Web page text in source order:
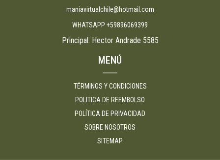
maniavirtualchile@hotmail.com
WHATSAPP +59896069399
Principal: Hector Andrade 5585
MENÚ
TÉRMINOS Y CONDICIONES
POLITICA DE REEMBOLSO
POLÍTICA DE PRIVACIDAD
SOBRE NOSOTROS
SITEMAP